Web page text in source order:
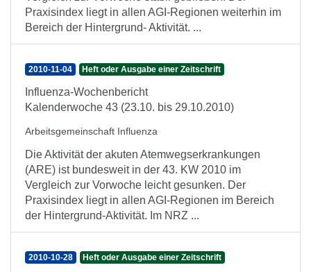
Praxisindex liegt in allen AGI-Regionen weiterhin im
Bereich der Hintergrund- Aktivität. ...
2010-11-04 Heft oder Ausgabe einer Zeitschrift
Influenza-Wochenbericht
Kalenderwoche 43 (23.10. bis 29.10.2010)
Arbeitsgemeinschaft Influenza
Die Aktivität der akuten Atemwegserkrankungen
(ARE) ist bundesweit in der 43. KW 2010 im
Vergleich zur Vorwoche leicht gesunken. Der
Praxisindex liegt in allen AGI-Regionen im Bereich
der Hintergrund-Aktivität. Im NRZ ...
2010-10-28 Heft oder Ausgabe einer Zeitschrift